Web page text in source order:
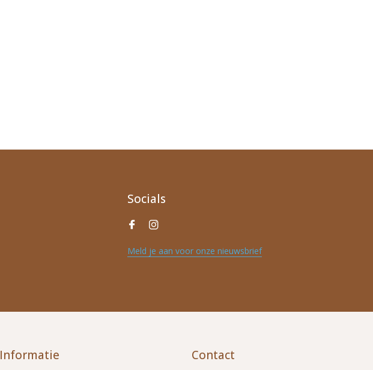
Socials
Meld je aan voor onze nieuwsbrief
Informatie Contact